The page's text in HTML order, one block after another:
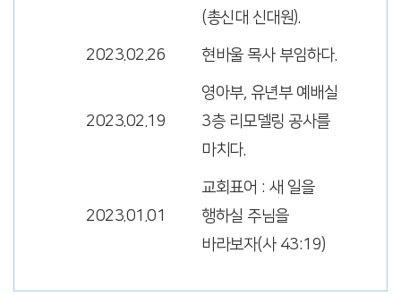
(총신대 신대원).
2023.02.26 현바울 목사 부임하다.
2023.02.19
영아부, 유년부 예배실
3층 리모델링 공사를
마치다.
2023.01.01
교회표어 : 새 일을
행하실 주님을
바라보자(사 43:19)